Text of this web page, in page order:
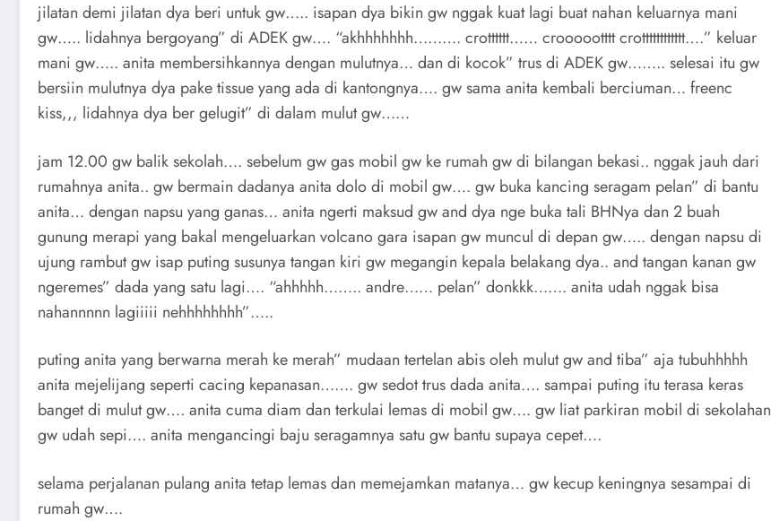
jilatan demi jilatan dya beri untuk gw….. isapan dya bikin gw nggak kuat lagi buat nahan keluarnya mani
gw….. lidahnya bergoyang” di ADEK gw…. “akhhhhhhh………. crotttttt…… croooootttt crotttttttttttt….” keluar
mani gw….. anita membersihkannya dengan mulutnya… dan di kocok” trus di ADEK gw…….. selesai itu gw
bersiin mulutnya dya pake tissue yang ada di kantongnya…. gw sama anita kembali berciuman… freenc
kiss,,, lidahnya dya ber gelugit” di dalam mulut gw……
jam 12.00 gw balik sekolah…. sebelum gw gas mobil gw ke rumah gw di bilangan bekasi.. nggak jauh dari
rumahnya anita.. gw bermain dadanya anita dolo di mobil gw…. gw buka kancing seragam pelan” di bantu
anita… dengan napsu yang ganas… anita ngerti maksud gw and dya nge buka tali BHNya dan 2 buah
gunung merapi yang bakal mengeluarkan volcano gara isapan gw muncul di depan gw….. dengan napsu di
ujung rambut gw isap puting susunya tangan kiri gw megangin kepala belakang dya.. and tangan kanan gw
ngeremes” dada yang satu lagi…. “ahhhhh…….. andre…… pelan” donkkk……. anita udah nggak bisa
nahannnnn lagiiiii nehhhhhhhh”…..
puting anita yang berwarna merah ke merah” mudaan tertelan abis oleh mulut gw and tiba” aja tubuhhhhh
anita mejelijang seperti cacing kepanasan……. gw sedot trus dada anita…. sampai puting itu terasa keras
banget di mulut gw…. anita cuma diam dan terkulai lemas di mobil gw…. gw liat parkiran mobil di sekolahan
gw udah sepi…. anita mengancingi baju seragamnya satu gw bantu supaya cepet….
selama perjalanan pulang anita tetap lemas dan memejamkan matanya… gw kecup keningnya sesampai di
rumah gw….